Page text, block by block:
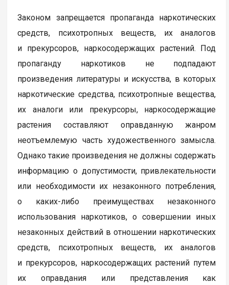
Законом запрещается пропаганда наркотических
средств, психотропных веществ, их аналогов
и прекурсоров, наркосодержащих растений. Под
пропаганду наркотиков не подпадают
произведения литературы и искусства, в которых
наркотические средства, психотропные вещества,
их аналоги или прекурсоры, наркосодержащие
растения составляют оправданную жанром
неотъемлемую часть художественного замысла.
Однако такие произведения не должны содержать
информацию о допустимости, привлекательности
или необходимости их незаконного потребления,
о каких-либо преимуществах незаконного
использования наркотиков, о совершении иных
незаконных действий в отношении наркотических
средств, психотропных веществ, их аналогов
и прекурсоров, наркосодержащих растений путем
их оправдания или представления как